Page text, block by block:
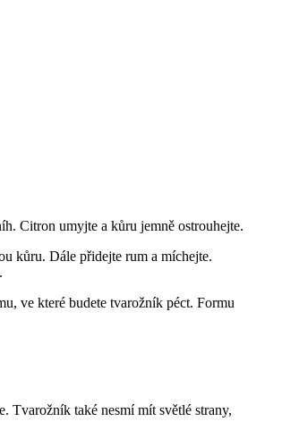
Citron umyjte a kůru jemně ostrouhejte.
kůru. Dále přidejte rum a míchejte.
ve které budete tvarožník péct. Formu
Tvarožník také nesmí mít světlé strany,